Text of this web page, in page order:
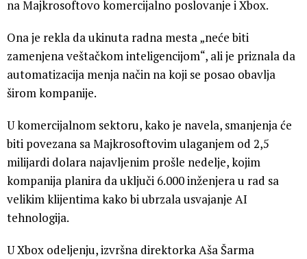
na Majkrosoftovo komercijalno poslovanje i Xbox.
Ona je rekla da ukinuta radna mesta „neće biti
zamenjena veštačkom inteligencijom“, ali je priznala da
automatizacija menja način na koji se posao obavlja
širom kompanije.
U komercijalnom sektoru, kako je navela, smanjenja će
biti povezana sa Majkrosoftovim ulaganjem od 2,5
milijardi dolara najavljenim prošle nedelje, kojim
kompanija planira da uključi 6.000 inženjera u rad sa
velikim klijentima kako bi ubrzala usvajanje AI
tehnologija.
U Xbox odeljenju, izvršna direktorka Aša Šarma